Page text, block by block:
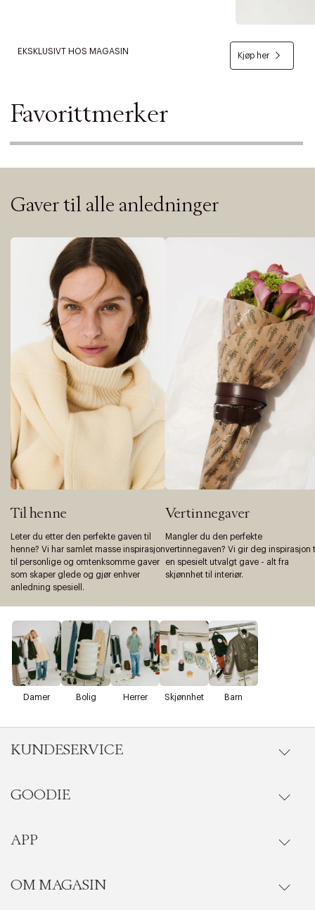
EKSKLUSIVT HOS MAGASIN Kjøp her
Favorittmerker
Gaver til alle anledninger
Til henne
Leter du etter den perfekte gaven til
henne? Vi har samlet masse inspirasjon
til personlige og omtenksomme gaver
som skaper glede og gjør enhver
anledning spesiell.
Vertinnegaver
Mangler du den perfekte
vertinnegaven? Vi gir deg inspirasjon
en spesielt utvalgt gave - alt fra
skjønnhet til interiør.
Damer Bolig Herrer Skjønnhet Barn
KUNDESERVICE
Gå til kundeservice
Ordrestatus
Onlinekjøp
GOODIE
Goodie fordelsunivers
Ofte stilte spørsmål
APP
Se medlemsfordeler i vår Goodie-app
OM MAGASIN